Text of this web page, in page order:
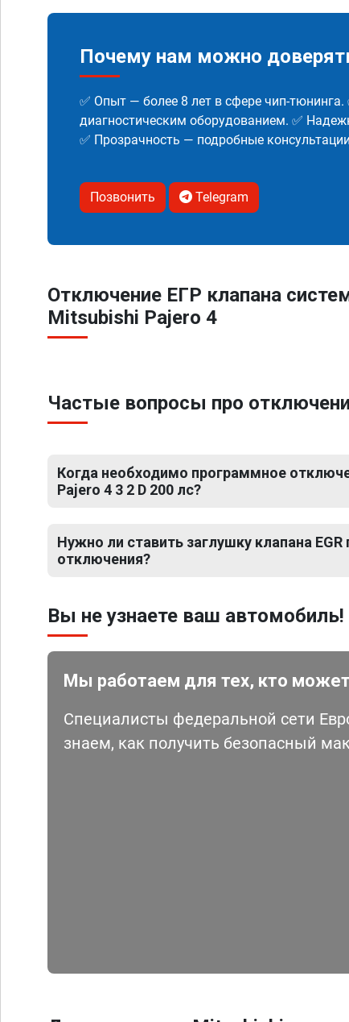
Почему нам можно
✅ Опыт — более 8 лет в сфере чип-
диагностическим оборудованием. ✅
✅ Прозрачность — подробные
Позвонить Telegram
Отключение ЕГР клапана
Mitsubishi Pajero 4
Частые вопросы про
Когда необходимо программное
Pajero 4 3 2 D 200 лс?
Нужно ли ставить заглушку клапана
отключения?
Вы не узнаете ваш автомобиль!
Мы работаем для тех, кто может
Специалисты федеральной сети
знаем, как получить безопасный